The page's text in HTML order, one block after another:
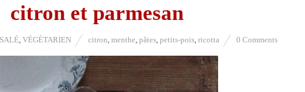
citron et parmesan
SALÉ, VÉGÉTARIEN citron, menthe, pâtes, petits-pois, ricotta 0 Comments